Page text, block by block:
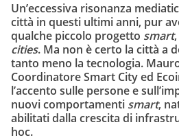
Un’eccessiva risonanza
città in questi ultimi anni, pur
qualche piccolo progetto smart
cities. Ma non è certo la città a
tanto meno la tecnologia.
Coordinatore Smart City ed
l’accento sulle persone e
nuovi comportamenti smart,
abilitati dalla crescita di
hoc.